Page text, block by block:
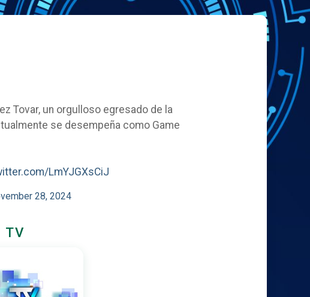
Tovar, un orgulloso egresado de la
se desempeña como Game
LmYJGXsCiJ
28, 2024
TV